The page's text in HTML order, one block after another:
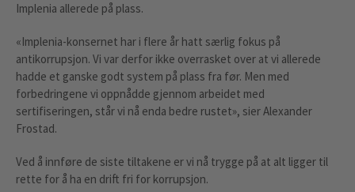
Implenia allerede på plass.
«Implenia-konsernet har i flere år hatt særlig fokus på
antikorrupsjon. Vi var derfor ikke overrasket over at vi allerede
hadde et ganske godt system på plass fra før. Men med
forbedringene vi oppnådde gjennom arbeidet med
sertifiseringen, står vi nå enda bedre rustet», sier Alexander
Frostad.
Ved å innføre de siste tiltakene er vi nå trygge på at alt ligger til
rette for å ha en drift fri for korrupsjon.